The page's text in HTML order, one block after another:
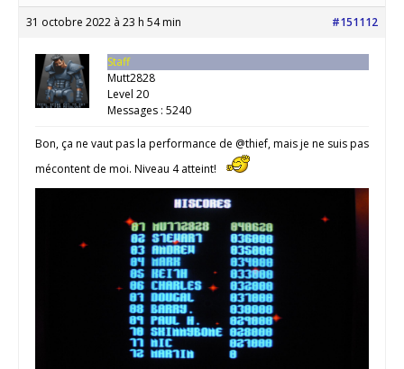
31 octobre 2022 à 23 h 54 min #151112
Staff
Mutt2828
Level 20
Messages : 5240
Bon, ça ne vaut pas la performance de @thief, mais je ne suis pas
mécontent de moi. Niveau 4 atteint!